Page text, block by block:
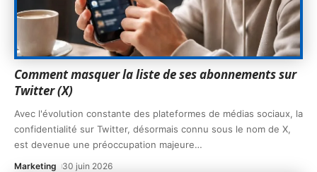
Comment masquer la liste de ses abonnements sur
Twitter (X)
Avec l'évolution constante des plateformes de médias sociaux, la
confidentialité sur Twitter, désormais connu sous le nom de X,
est devenue une préoccupation majeure…
Marketing 30 juin 2026